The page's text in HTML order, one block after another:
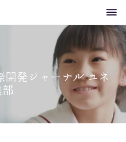
開発ジャーナル ユネ